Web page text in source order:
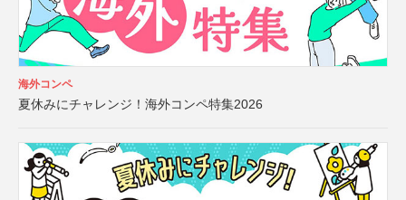
海外コンペ
夏休みにチャレンジ！海外コンペ特集2026